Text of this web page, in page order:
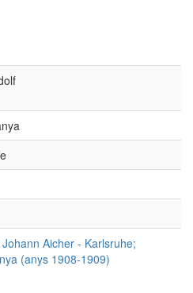
Aicher - Karlsruhe;
(anys 1908-1909)